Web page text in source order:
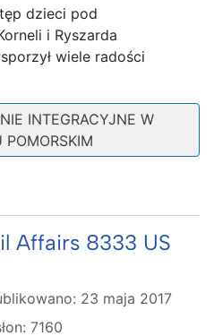
dzieci pod
i Ryszarda
wiele radości
INTEGRACYJNE W
POMORSKIM
Affairs 8333 US
23 maja 2017
7160